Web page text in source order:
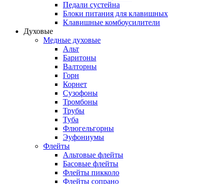
Педали сустейна
Блоки питания для клавишных
Клавишные комбоусилители
Духовые
Медные духовые
Альт
Баритоны
Валторны
Горн
Корнет
Сузофоны
Тромбоны
Трубы
Туба
Флюгельгорны
Эуфониумы
Флейты
Альтовые флейты
Басовые флейты
Флейты пикколо
Флейты сопрано